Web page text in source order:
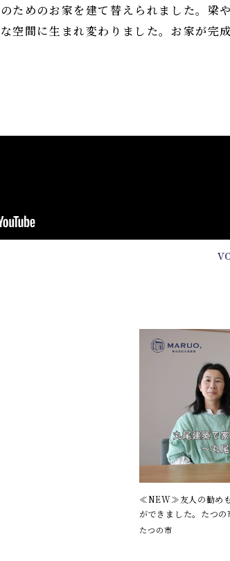
ためのお家を建て替えられました。
空間に生まれ変わりました。お家が完
≪NEW≫友人の勧めも
ができました。たつ
たつの市